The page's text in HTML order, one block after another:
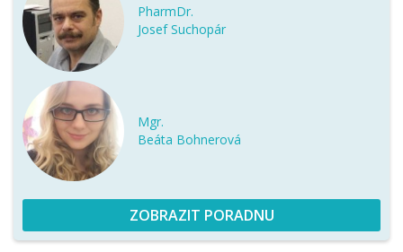
PharmDr.
Josef Suchopár
Mgr.
Beáta Bohnerová
ZOBRAZIT PORADNU